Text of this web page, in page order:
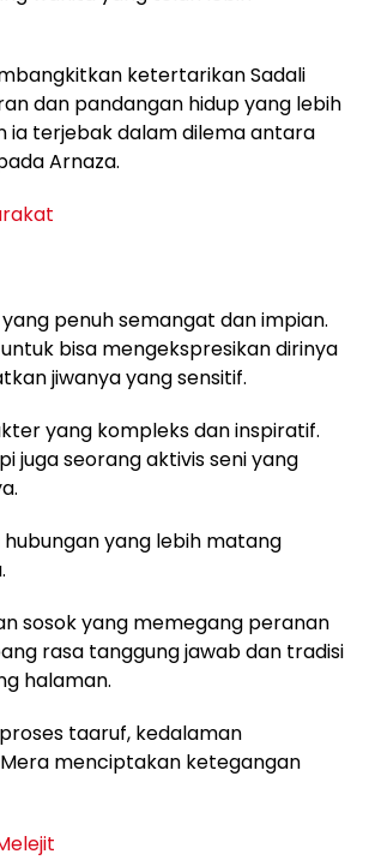
ketertarikan Sadali
dan pandangan hidup yang lebih
ia terjebak dalam dilema antara
Arnaza.
penuh semangat dan impian.
bisa mengekspresikan dirinya
jiwanya yang sensitif.
yang kompleks dan inspiratif.
juga seorang aktivis seni yang
yang lebih matang
sosok yang memegang peranan
rasa tanggung jawab dan tradisi
halaman.
taaruf, kedalaman
menciptakan ketegangan